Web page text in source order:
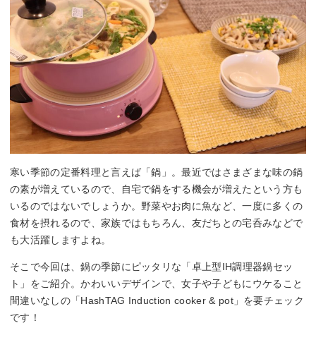
寒い季節の定番料理と言えば「鍋」。最近ではさまざまな味の鍋
の素が増えているので、自宅で鍋をする機会が増えたという方も
いるのではないでしょうか。野菜やお肉に魚など、一度に多くの
食材を摂れるので、家族ではもちろん、友だちとの宅呑みなどで
も大活躍しますよね。
そこで今回は、鍋の季節にピッタリな「卓上型IH調理器鍋セッ
ト」をご紹介。かわいいデザインで、女子や子どもにウケること
間違いなしの「HashTAG Induction cooker & pot」を要チェック
です！